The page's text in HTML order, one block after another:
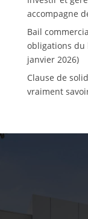
accompagne
Bail
obligations du
janvier 2026)
Clause de
vraiment